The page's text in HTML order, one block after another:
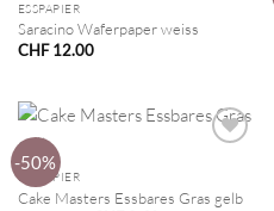
ESSPAPIER
Saracino Waferpaper weiss
CHF12.00
-50%
ESSPAPIER
Cake Masters Essbares Gras gelb